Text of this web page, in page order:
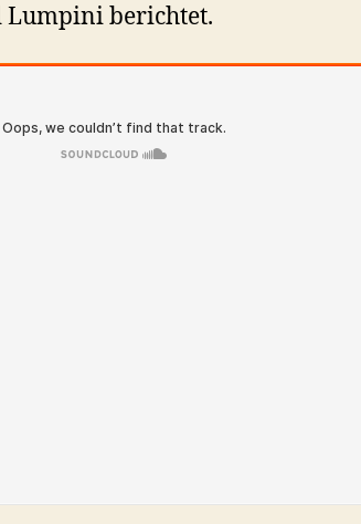
Lumpini berichtet.